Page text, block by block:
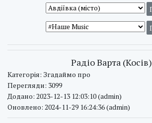
Радіо Варта (Косів)
Категорія: Згадаймо про
Перегляди: 3099
Додано: 2023-12-13 12:03:10 (admin)
Оновлено: 2024-11-29 16:24:36 (admin)